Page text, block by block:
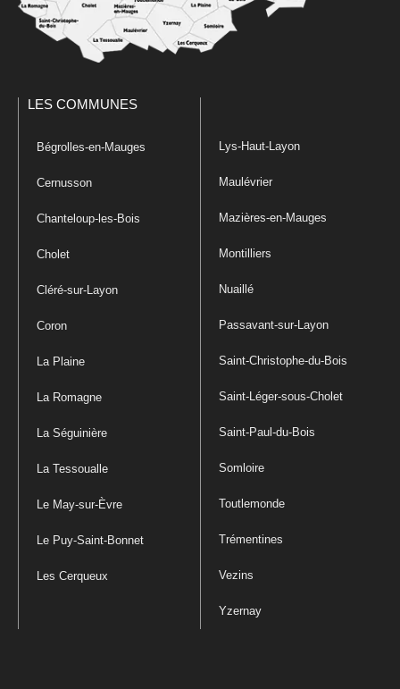
LES COMMUNES
Bégrolles-en-Mauges
Cernusson
Chanteloup-les-Bois
Cholet
Cléré-sur-Layon
Coron
La Plaine
La Romagne
La Séguinière
La Tessoualle
Le May-sur-Èvre
Le Puy-Saint-Bonnet
Les Cerqueux
Lys-Haut-Layon
Maulévrier
Mazières-en-Mauges
Montilliers
Nuaillé
Passavant-sur-Layon
Saint-Christophe-du-Bois
Saint-Léger-sous-Cholet
Saint-Paul-du-Bois
Somloire
Toutlemonde
Trémentines
Vezins
Yzernay